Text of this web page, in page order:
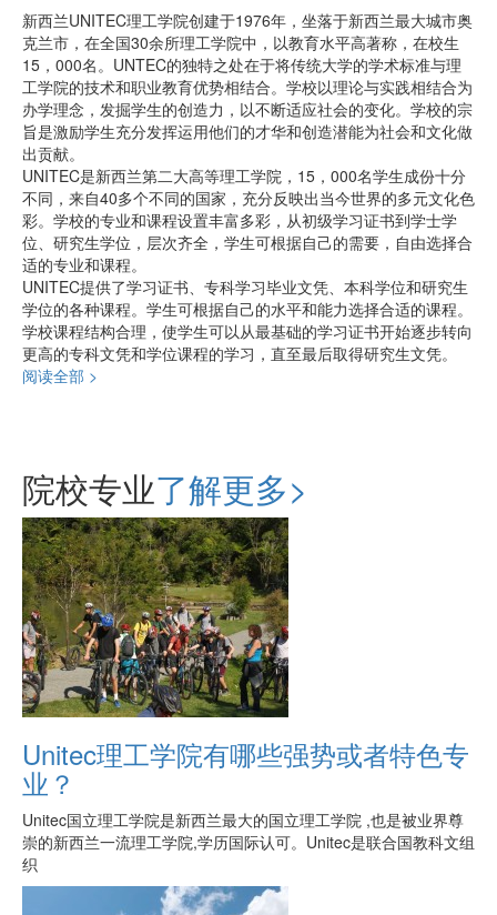
新西兰UNITEC理工学院创建于1976年，坐落于新西兰最大城市奥
克兰市，在全国30余所理工学院中，以教育水平高著称，在校生
15，000名。UNTEC的独特之处在于将传统大学的学术标准与理
工学院的技术和职业教育优势相结合。学校以理论与实践相结合为
办学理念，发掘学生的创造力，以不断适应社会的变化。学校的宗
旨是激励学生充分发挥运用他们的才华和创造潜能为社会和文化做
出贡献。
UNITEC是新西兰第二大高等理工学院，15，000名学生成份十分
不同，来自40多个不同的国家，充分反映出当今世界的多元文化色
彩。学校的专业和课程设置丰富多彩，从初级学习证书到学士学
位、研究生学位，层次齐全，学生可根据自己的需要，自由选择合
适的专业和课程。
UNITEC提供了学习证书、专科学习毕业文凭、本科学位和研究生
学位的各种课程。学生可根据自己的水平和能力选择合适的课程。
学校课程结构合理，使学生可以从最基础的学习证书开始逐步转向
更高的专科文凭和学位课程的学习，直至最后取得研究生文凭。
阅读全部 >
院校专业了解更多>
Unitec理工学院有哪些强势或者特色专
业？
Unitec国立理工学院是新西兰最大的国立理工学院 ,也是被业界尊
崇的新西兰一流理工学院,学历国际认可。Unitec是联合国教科文组
织